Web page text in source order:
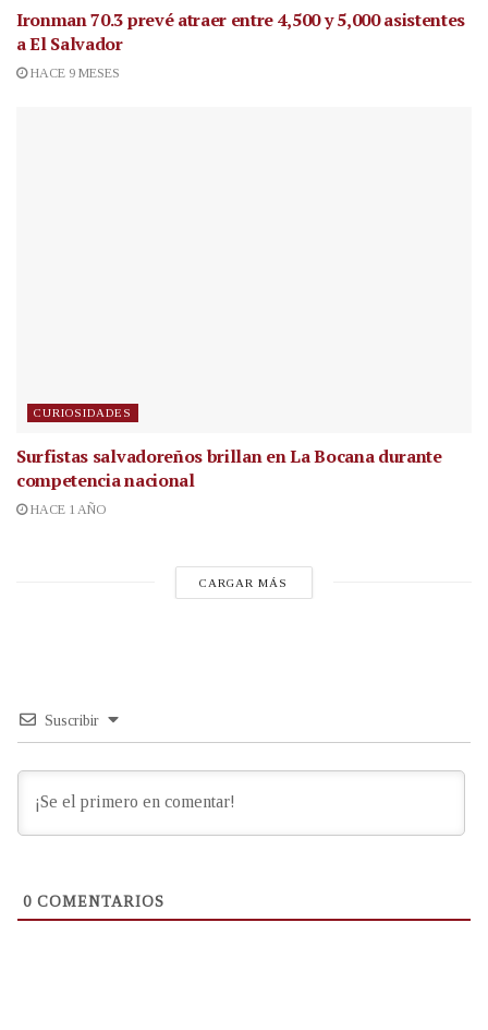
Ironman 70.3 prevé atraer entre 4,500 y 5,000 asistentes
a El Salvador
HACE 9 MESES
CURIOSIDADES
Surfistas salvadoreños brillan en La Bocana durante
competencia nacional
HACE 1 AÑO
CARGAR MÁS
Suscribir
0 COMENTARIOS